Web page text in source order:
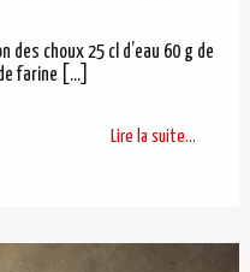
des choux 25 cl d’eau 60 g de
farine […]
Lire la suite...